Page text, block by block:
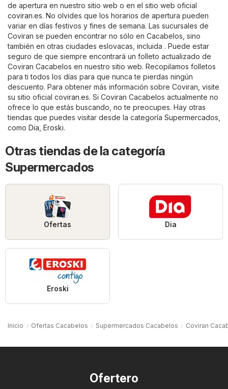
de apertura en nuestro sitio web o en el sitio web oficial
coviran.es. No olvides que los horarios de apertura pueden
variar en días festivos y fines de semana. Las sucursales de
Coviran se pueden encontrar no sólo en Cacabelos, sino
también en otras ciudades eslovacas, incluida . Puede estar
seguro de que siempre encontrará un folleto actualizado de
Coviran Cacabelos en nuestro sitio web. Recopilamos folletos
para ti todos los días para que nunca te pierdas ningún
descuento. Para obtener más información sobre Coviran, visite
su sitio oficial coviran.es. Si Coviran Cacabelos actualmente no
ofrece lo que estás buscando, no te preocupes. Hay otras
tiendas que puedes visitar desde la categoría Supermercados
como Dia Eroski.
Otras tiendas de la categoría
Supermercados
Ofertas Dia
Eroski
Inicio Ofertas Cacabelos Supermercados Cacabelos Coviran
Ofertero